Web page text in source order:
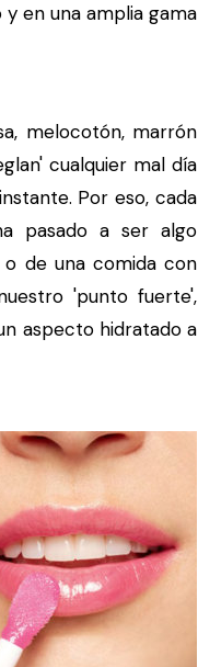
en una amplia gama
melocotón, marrón
cualquier mal día
Por eso, cada
pasado a ser algo
o de una comida con
'punto fuerte',
aspecto hidratado a